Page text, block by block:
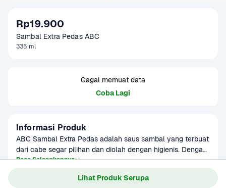
Lihat Produk Serupa
Rp19.900
Sambal Extra Pedas ABC
335 ml
Gagal memuat data
Coba Lagi
Informasi Produk
ABC Sambal Extra Pedas adalah saus sambal yang terbuat
dari cabe segar pilihan dan diolah dengan higienis. Dengan
rasa extra pedas yang nikmat cocok untuk cocolan teman
makan.
Baca Selengkapnya
Kategori
Bumbu & Saus
6 bulan